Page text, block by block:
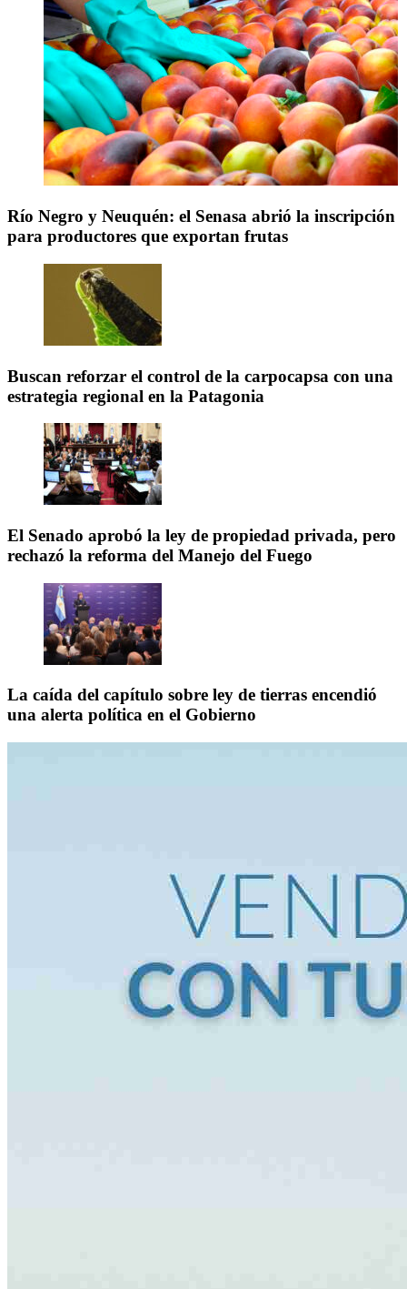
Río Negro y Neuquén: el Senasa abrió la inscripción
para productores que exportan frutas
Buscan reforzar el control de la carpocapsa con una
estrategia regional en la Patagonia
El Senado aprobó la ley de propiedad privada, pero
rechazó la reforma del Manejo del Fuego
La caída del capítulo sobre ley de tierras encendió
una alerta política en el Gobierno